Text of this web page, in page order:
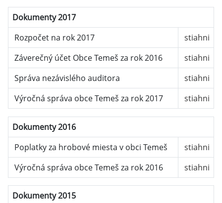
Dokumenty 2017
Rozpočet na rok 2017
stiahni
Záverečný účet Obce Temeš za rok 2016
stiahni
Správa nezávislého auditora
stiahni
Výročná správa obce Temeš za rok 2017
stiahni
Dokumenty 2016
Poplatky za hrobové miesta v obci Temeš
stiahni
Výročná správa obce Temeš za rok 2016
stiahni
Dokumenty 2015